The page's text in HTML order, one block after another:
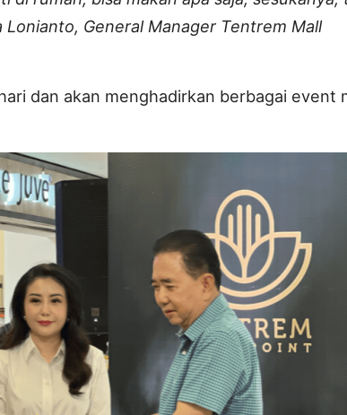
General Manager Tentrem Mall
dan akan menghadirkan berbagai event